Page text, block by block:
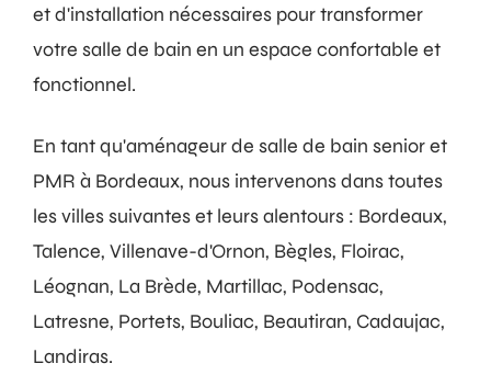
et d'installation nécessaires pour transformer
votre salle de bain en un espace confortable et
fonctionnel.
En tant qu'aménageur de salle de bain senior et
PMR à Bordeaux, nous intervenons dans toutes
les villes suivantes et leurs alentours : Bordeaux,
Talence, Villenave-d'Ornon, Bègles, Floirac,
Léognan, La Brède, Martillac, Podensac,
Latresne, Portets, Bouliac, Beautiran, Cadaujac,
Landiras.